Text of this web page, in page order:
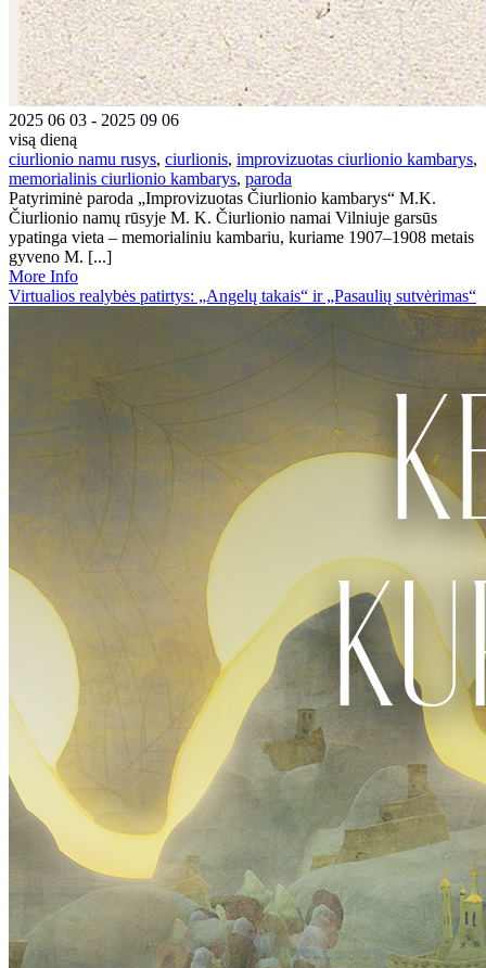
2025 06 03 - 2025 09 06
visą dieną
ciurlionio namu rusys, ciurlionis, improvizuotas ciurlionio kambarys,
memorialinis ciurlionio kambarys, paroda
Patyriminė paroda „Improvizuotas Čiurlionio kambarys“ M.K.
Čiurlionio namų rūsyje M. K. Čiurlionio namai Vilniuje garsūs
ypatinga vieta – memorialiniu kambariu, kuriame 1907–1908 metais
gyveno M. [...]
More Info
Virtualios realybės patirtys: „Angelų takais“ ir „Pasaulių sutvėrimas“